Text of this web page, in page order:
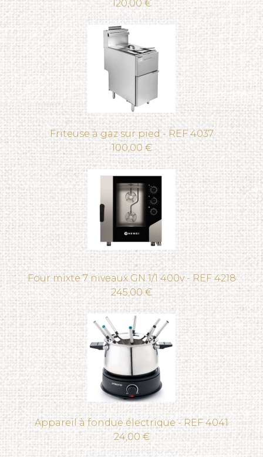
120,00 €
Friteuse à gaz sur pied - REF 4037
100,00 €
Four mixte 7 niveaux GN 1/1 400v - REF 4218
245,00 €
Appareil à fondue électrique - REF 4041
24,00 €